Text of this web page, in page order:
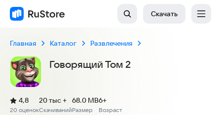
Скачать
Главная Каталог Развлечения
Говорящий Том 2
Рейтинг:
4,8
(
20 оценок
)
Скачиваний
20 тыс +
Размер
68.0 MB
Возраст
6+